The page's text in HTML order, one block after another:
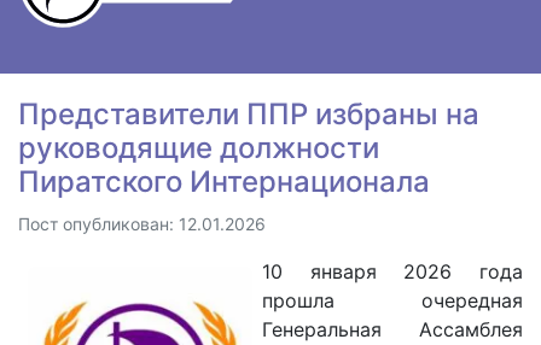
Представители ППР избраны на
руководящие должности
Пиратского Интернационала
Пост опубликован: 12.01.2026
10 января 2026 года
прошла очередная
Генеральная Ассамблея